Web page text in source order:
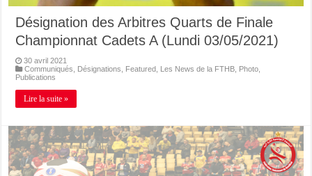
Désignation des Arbitres Quarts de Finale
Championnat Cadets A (Lundi 03/05/2021)
30 avril 2021
Communiqués
Désignations Featured Les News de la FTHB Photo
Publications
Lire la suite »